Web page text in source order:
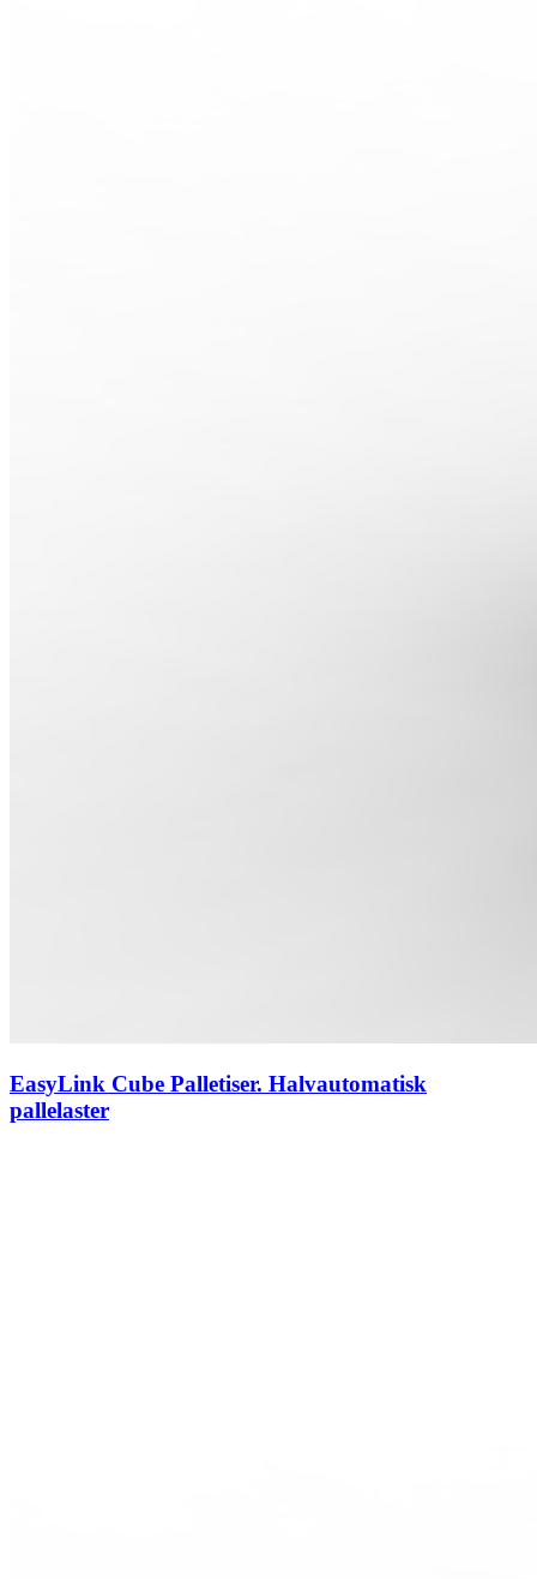
EasyLink Cube Palletiser. Halvautomatisk
pallelaster